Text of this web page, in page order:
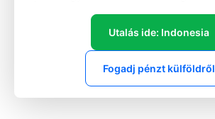
Utalás ide: Indonesia
Fogadj pénzt külföldről